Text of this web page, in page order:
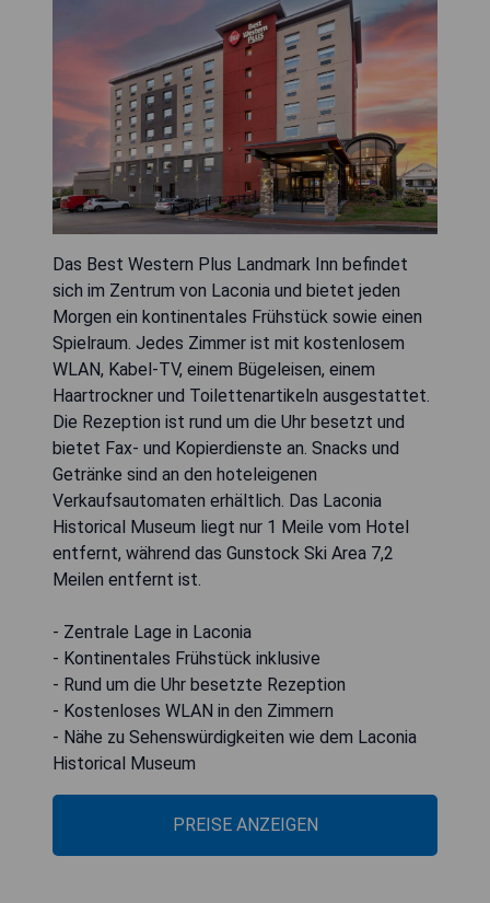
Das Best Western Plus Landmark Inn befindet
sich im Zentrum von Laconia und bietet jeden
Morgen ein kontinentales Frühstück sowie einen
Spielraum. Jedes Zimmer ist mit kostenlosem
WLAN, Kabel-TV, einem Bügeleisen, einem
Haartrockner und Toilettenartikeln ausgestattet.
Die Rezeption ist rund um die Uhr besetzt und
bietet Fax- und Kopierdienste an. Snacks und
Getränke sind an den hoteleigenen
Verkaufsautomaten erhältlich. Das Laconia
Historical Museum liegt nur 1 Meile vom Hotel
entfernt, während das Gunstock Ski Area 7,2
Meilen entfernt ist.
- Zentrale Lage in Laconia
- Kontinentales Frühstück inklusive
- Rund um die Uhr besetzte Rezeption
- Kostenloses WLAN in den Zimmern
- Nähe zu Sehenswürdigkeiten wie dem Laconia
Historical Museum
PREISE ANZEIGEN